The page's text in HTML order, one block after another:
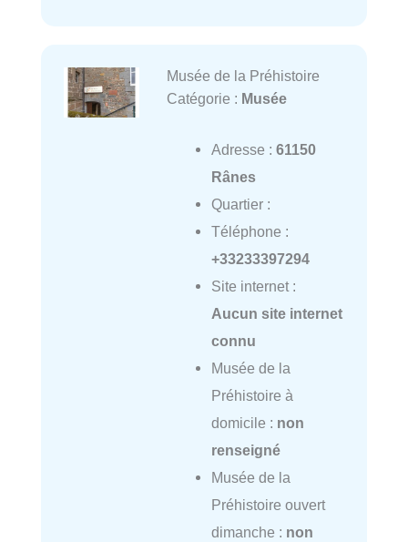
Musée de la Préhistoire
Catégorie : Musée
Adresse : 61150
Rânes
Quartier :
Téléphone :
+33233397294
Site internet :
Aucun site internet
connu
Musée de la
Préhistoire à
domicile : non
renseigné
Musée de la
Préhistoire ouvert
dimanche : non